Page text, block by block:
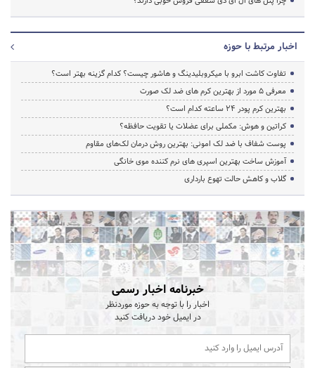
اخبار مرتبط با حوزه
تفاوت کاشت ابرو با میکروبلیدینگ و هاشور چیست؟ کدام گزینه بهتر است؟
معرفی 5 مورد از بهترین کرم های ضد لک صورت
بهترین کرم پودر 24 ساعته کدام است؟
کراتین و هوش: مکملی برای عضلات یا تقویت حافظه؟
پوست شفاف با ضد لک امونی: بهترین روش درمان لک‌های مقاوم
آموزش ساخت بهترین اسپری های نرم‌ کننده موی خانگی
گلاب و کاهش حالت تهوع بارداری
خبرنامه اخبار رسمی
اخبار را با توجه به حوزه موردنظر
در ایمیل خود دریافت کنید